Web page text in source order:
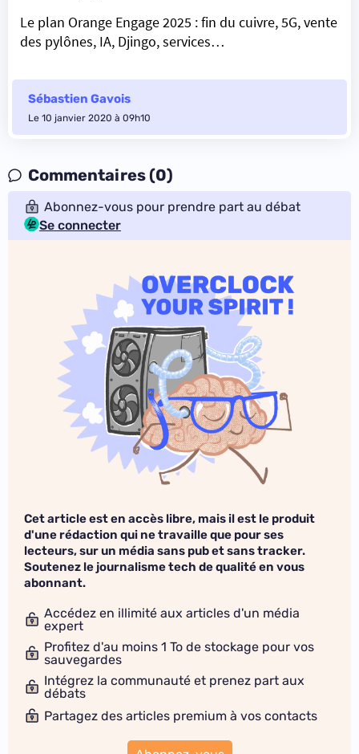
Le plan Orange Engage 2025 : fin du cuivre, 5G, vente
des pylônes, IA, Djingo, services…
Sébastien Gavois
Le 10 janvier 2020 à 09h10
Commentaires (0)
Abonnez-vous pour prendre part au débat
Se connecter
Cet article est en accès libre, mais il est le produit
d'une rédaction qui ne travaille que pour ses
lecteurs, sur un média sans pub et sans tracker.
Soutenez le journalisme tech de qualité en vous
abonnant.
Accédez en illimité aux articles d'un média
expert
Profitez d'au moins 1 To de stockage pour vos
sauvegardes
Intégrez la communauté et prenez part aux
débats
Partagez des articles premium à vos contacts